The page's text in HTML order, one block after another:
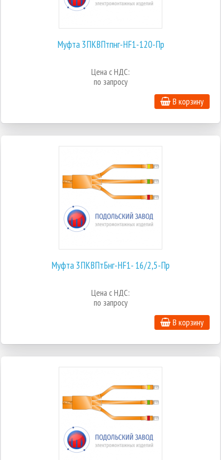
Муфта 3ПКВПтпнг-HF1-120-Пр
Цена с НДС:
по запросу
В корзину
Муфта 3ПКВПтБнг-HF1- 16/2,5-Пр
Цена с НДС:
по запросу
В корзину